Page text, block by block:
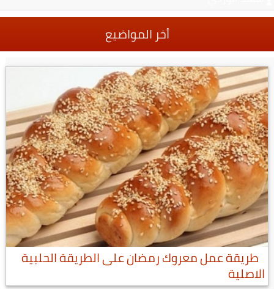
أخر المواضيع
طريقة عمل معروك رمضان على الطريقة الحلبية
الاصلية